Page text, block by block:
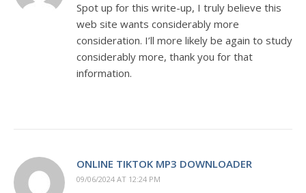
Spot up for this write-up, I truly believe this
web site wants considerably more
consideration. I’ll more likely be again to study
considerably more, thank you for that
information.
ONLINE TIKTOK MP3 DOWNLOADER
09/06/2024 AT 12:24 PM